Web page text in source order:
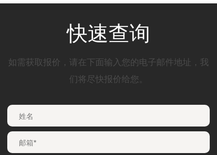
快速查询
如需获取报价，请在下面输入您的电子邮件地址，我
们将尽快报价给您。